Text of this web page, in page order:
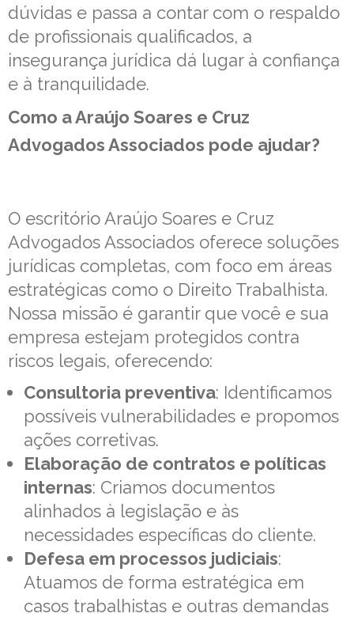
dúvidas e passa a contar com o respaldo
de profissionais qualificados, a
insegurança jurídica dá lugar à confiança
e à tranquilidade.
Como a Araújo Soares e Cruz
Advogados Associados pode ajudar?
O escritório Araújo Soares e Cruz
Advogados Associados oferece soluções
jurídicas completas, com foco em áreas
estratégicas como o Direito Trabalhista.
Nossa missão é garantir que você e sua
empresa estejam protegidos contra
riscos legais, oferecendo:
Consultoria preventiva: Identificamos
possíveis vulnerabilidades e propomos
ações corretivas.
Elaboração de contratos e políticas
internas: Criamos documentos
alinhados à legislação e às
necessidades específicas do cliente.
Defesa em processos judiciais:
Atuamos de forma estratégica em
casos trabalhistas e outras demandas